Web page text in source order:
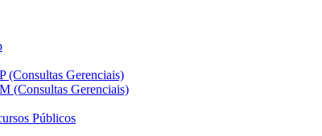
(Consultas Gerenciais)
(Consultas Gerenciais)
Públicos